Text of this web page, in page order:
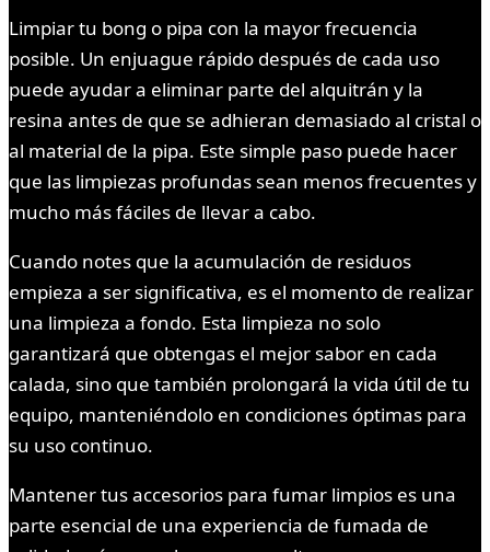
Limpiar tu bong o pipa con la mayor frecuencia
posible. Un enjuague rápido después de cada uso
puede ayudar a eliminar parte del alquitrán y la
resina antes de que se adhieran demasiado al cristal o
al material de la pipa. Este simple paso puede hacer
que las limpiezas profundas sean menos frecuentes y
mucho más fáciles de llevar a cabo.
Cuando notes que la acumulación de residuos
empieza a ser significativa, es el momento de realizar
una limpieza a fondo. Esta limpieza no solo
garantizará que obtengas el mejor sabor en cada
calada, sino que también prolongará la vida útil de tu
equipo, manteniéndolo en condiciones óptimas para
su uso continuo.
Mantener tus accesorios para fumar limpios es una
parte esencial de una experiencia de fumada de